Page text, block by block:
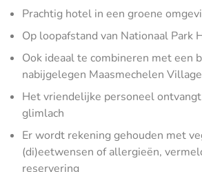
Prachtig hotel in een groene
Op loopafstand van Nationaal Park
Ook ideaal te combineren met een
nabijgelegen Maasmechelen Village
Het vriendelijke personeel
glimlach
Er wordt rekening gehouden met
(di)eetwensen of allergieën,
reservering